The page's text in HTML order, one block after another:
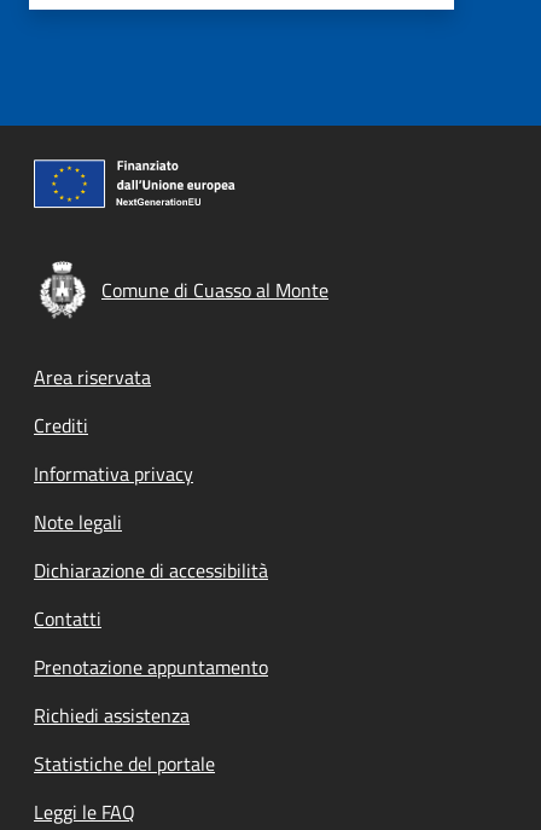
Comune di Cuasso al Monte
Footer menu
Area riservata
Crediti
Informativa privacy
Note legali
Dichiarazione di accessibilità
Contatti
Prenotazione appuntamento
Richiedi assistenza
Statistiche del portale
Leggi le FAQ